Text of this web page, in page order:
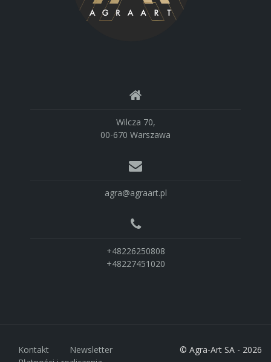
Wilcza 70,
00-670 Warszawa
agra@agraart.pl
+48226250808
+48227451020
Kontakt
Newsletter
© Agra-Art SA - 2026